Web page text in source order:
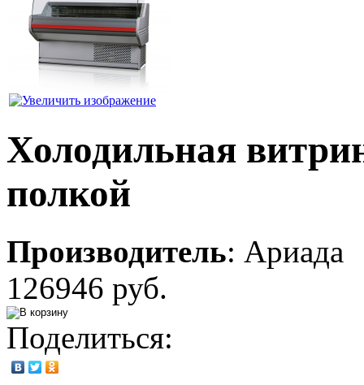
Холодильная
полкой
Производитель: Ариада
126946 руб.
Поделиться: